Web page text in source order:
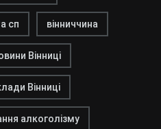
сп вінниччина
Вінниці
Вінниці
алкоголізму